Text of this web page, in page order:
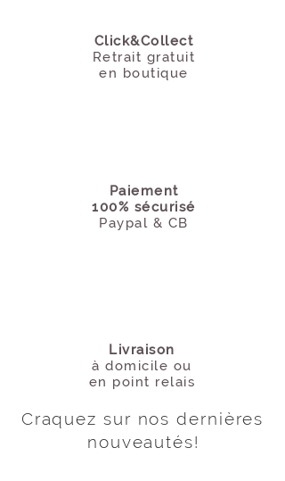
Click&Collect
Retrait gratuit
en boutique
Paiement
100% sécurisé
Paypal & CB
Livraison
à domicile ou
en point relais
Craquez sur nos dernières
nouveautés!